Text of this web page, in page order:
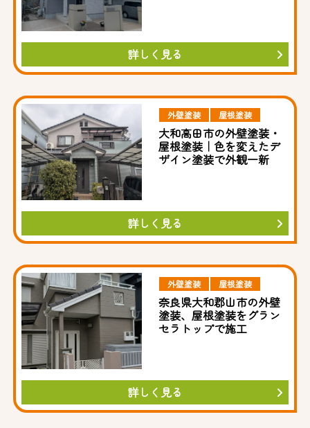
詳しく見る
外壁塗装 屋根塗装
大和高田市の外壁塗装・
屋根塗装｜色を変えたデ
ザイン塗装で外観一新
詳しく見る
外壁塗装 屋根塗装
奈良県大和郡山市の外壁
塗装、屋根塗装をグラン
セラトップで施工
詳しく見る